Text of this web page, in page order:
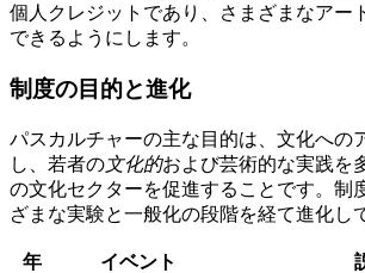
個人クレジットであり、さまざまなアー
できるようにします。
制度の目的と進化
パスカルチャーの主な目的は、文化への
し、若者の文化的および芸術的な実践を
の文化セクターを促進することです。制
ざまな実験と一般化の段階を経て進化し
年 イベント